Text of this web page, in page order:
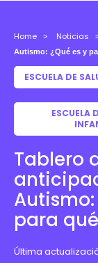
Home Noticias
Autismo: ¿Qué es y
ESCUELA DE
ESCUELA
Tablero
Autismo:
para
Última